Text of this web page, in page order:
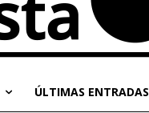
ÚLTIMAS ENTRADAS